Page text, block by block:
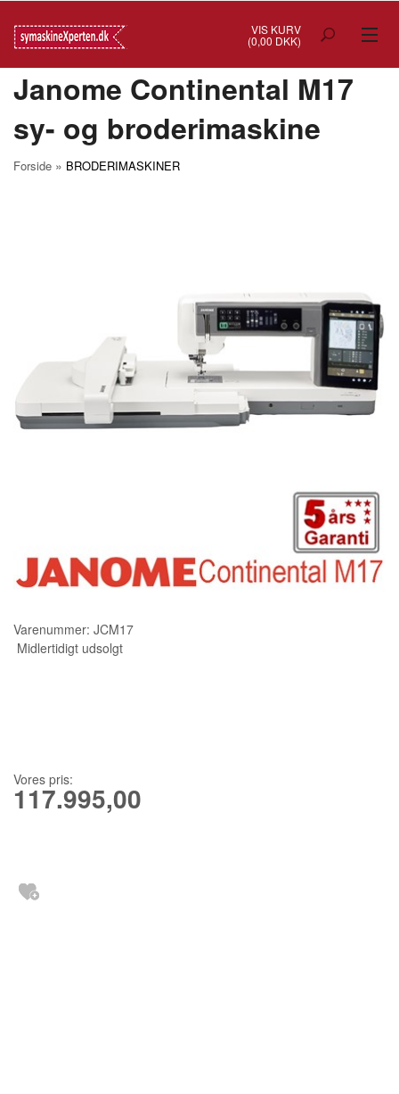
VIS KURV
(0,00 DKK)
TILBUD
MASKIN TILBEHØR
SYTILBEHØR
KURSER
Janome Continental M17
sy- og broderimaskine
Forside » BRODERIMASKINER
Varenummer: JCM17
Midlertidigt udsolgt
Vores pris:
117.995,00